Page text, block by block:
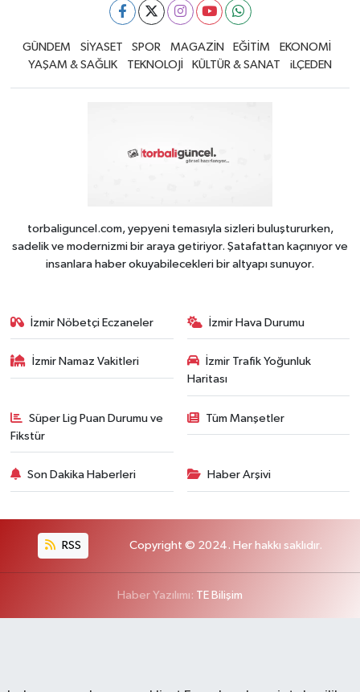
GÜNDEM SİYASET SPOR MAGAZİN EĞİTİM
EKONOMİ
YAŞAM & SAĞLIK
TEKNOLOJİ KÜLTÜR & SANAT iLÇEDEN
torbaliguncel.com, yepyeni temasıyla sizleri buluştururken,
sadelik ve modernizmi bir araya getiriyor. Şatafattan kaçınıyor ve
insanlara haber okuyabilecekleri bir altyapı sunuyor.
İzmir Nöbetçi Eczaneler İzmir Hava Durumu
İzmir Namaz Vakitleri
İzmir Trafik Yoğunluk
Haritası
Süper Lig Puan Durumu ve
Fikstür
Tüm Manşetler
Son Dakika Haberleri Haber Arşivi
RSS Copyright © 2024. Her hakkı saklıdır.
Haber Yazılımı: TE Bilişim